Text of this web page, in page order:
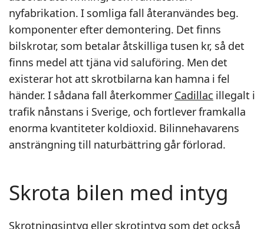
nyfabrikation. I somliga fall återanvändes beg.
komponenter efter demontering. Det finns
bilskrotar, som betalar åtskilliga tusen kr, så det
finns medel att tjäna vid saluföring. Men det
existerar hot att skrotbilarna kan hamna i fel
händer. I sådana fall återkommer Cadillac illegalt i
trafik nånstans i Sverige, och fortlever framkalla
enorma kvantiteter koldioxid. Bilinnehavarens
ansträngning till naturbättring går förlorad.
Skrota bilen med intyg
Skrotningsintyg eller skrotintyg som det också